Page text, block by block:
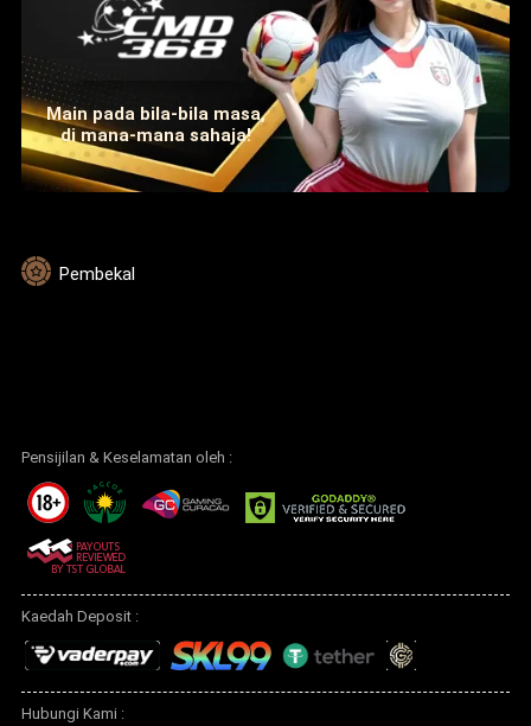
Main pada bila-bila masa,
di mana-mana sahaja!
Pembekal
Pensijilan & Keselamatan oleh :
Kaedah Deposit :
Hubungi Kami :